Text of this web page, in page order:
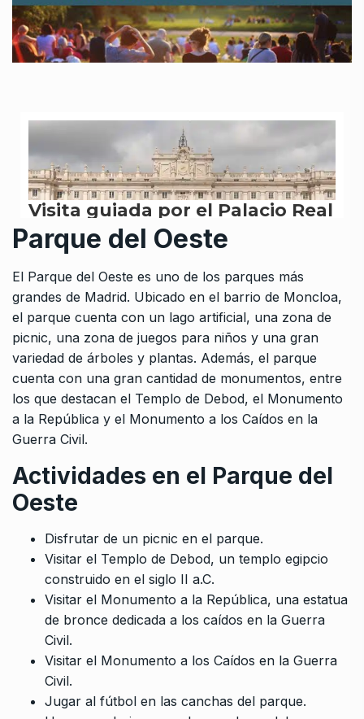
Parque del Oeste
El Parque del Oeste es uno de los parques más
grandes de Madrid. Ubicado en el barrio de Moncloa,
el parque cuenta con un lago artificial, una zona de
picnic, una zona de juegos para niños y una gran
variedad de árboles y plantas. Además, el parque
cuenta con una gran cantidad de monumentos, entre
los que destacan el Templo de Debod, el Monumento
a la República y el Monumento a los Caídos en la
Guerra Civil.
Actividades en el Parque del
Oeste
Disfrutar de un picnic en el parque.
Visitar el Templo de Debod, un templo egipcio
construido en el siglo II a.C.
Visitar el Monumento a la República, una estatua
de bronce dedicada a los caídos en la Guerra
Civil.
Visitar el Monumento a los Caídos en la Guerra
Civil.
Jugar al fútbol en las canchas del parque.